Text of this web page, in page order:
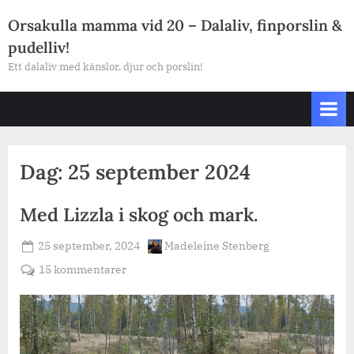
to
content
Orsakulla mamma vid 20 – Dalaliv, finporslin &
pudelliv!
Ett dalaliv med känslor, djur och porslin!
Dag: 25 september 2024
Med Lizzla i skog och mark.
Posted
on
25 september, 2024 By
Madeleine Stenberg
15 kommentarertill
Lizzla
i
skog